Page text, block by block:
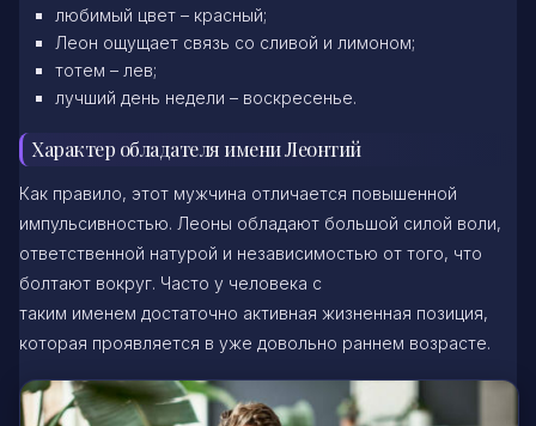
любимый цвет – красный;
Леон ощущает связь со сливой и лимоном;
тотем – лев;
лучший день недели – воскресенье.
Характер обладателя имени Леонтий
Как правило, этот мужчина отличается повышенной
импульсивностью. Леоны обладают большой силой воли,
ответственной натурой и независимостью от того, что
болтают вокруг. Часто у человека с
таким именем достаточно активная жизненная позиция,
которая проявляется в уже довольно раннем возрасте.